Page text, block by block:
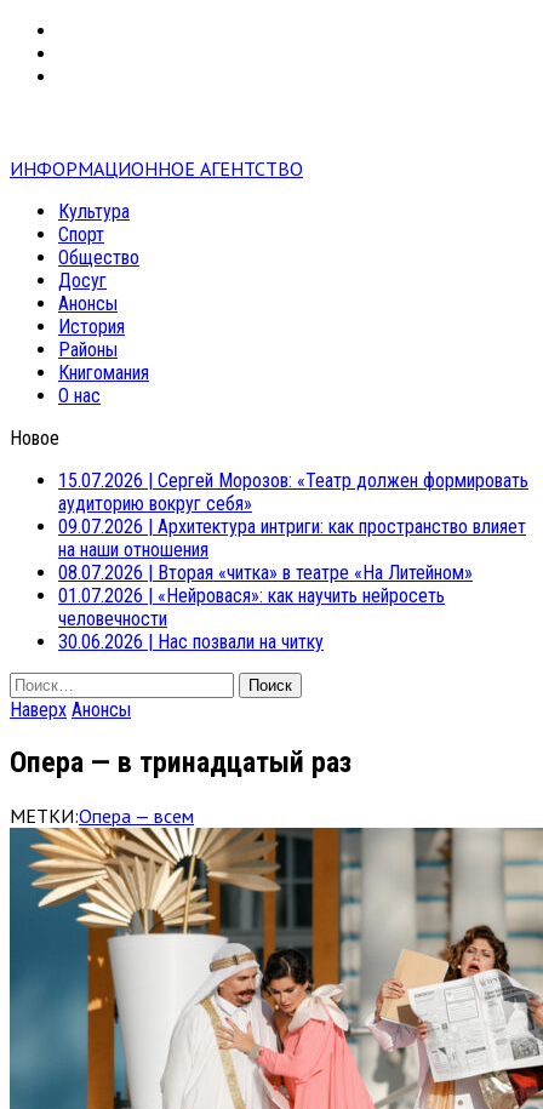
ИНФОРМАЦИОННОЕ АГЕНТСТВО
Культура
Спорт
Общество
Досуг
Анонсы
История
Районы
Книгомания
О нас
Новое
15.07.2026 | Сергей Морозов: «Театр должен формировать
аудиторию вокруг себя»
09.07.2026 | Архитектура интриги: как пространство влияет
на наши отношения
08.07.2026 | Вторая «читка» в театре «На Литейном»
01.07.2026 | «Нейровася»: как научить нейросеть
человечности
30.06.2026 | Нас позвали на читку
Найти:
Наверх Анонсы
Опера — в тринадцатый раз
МЕТКИ:Опера — всем